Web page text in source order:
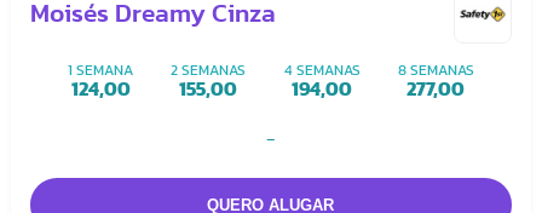
Moisés Dreamy Cinza
1 SEMANA
124,00
2 SEMANAS
155,00
4 SEMANAS
194,00
8 SEMANAS
277,00
-